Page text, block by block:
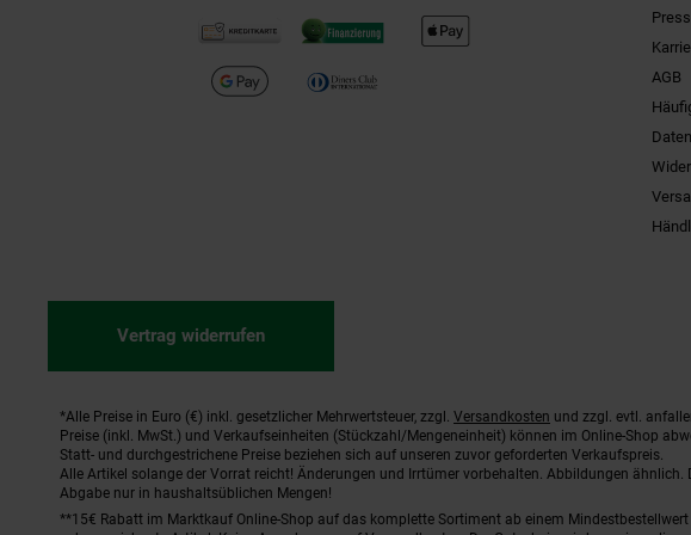
AGB
Vertrag widerrufen
Fußnoten
*Alle Preise in Euro (€) inkl. gesetzlicher Mehrwertsteuer, zzgl. Versandkosten und zzgl. evtl.
Preise (inkl. MwSt.) und Verkaufseinheiten (Stückzahl/Mengeneinheit) können im Online-Shop
Statt- und durchgestrichene Preise beziehen sich auf unseren zuvor geforderten Verkaufspreis.
Alle Artikel solange der Vorrat reicht! Änderungen und Irrtümer vorbehalten. Abbildungen
Abgabe nur in haushaltsüblichen Mengen!
**15€ Rabatt im Marktkauf Online-Shop auf das komplette Sortiment ab einem